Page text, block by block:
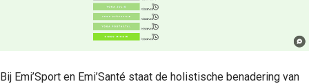
Bij Emi’Sport en Emi’Santé staat de holistische benadering van